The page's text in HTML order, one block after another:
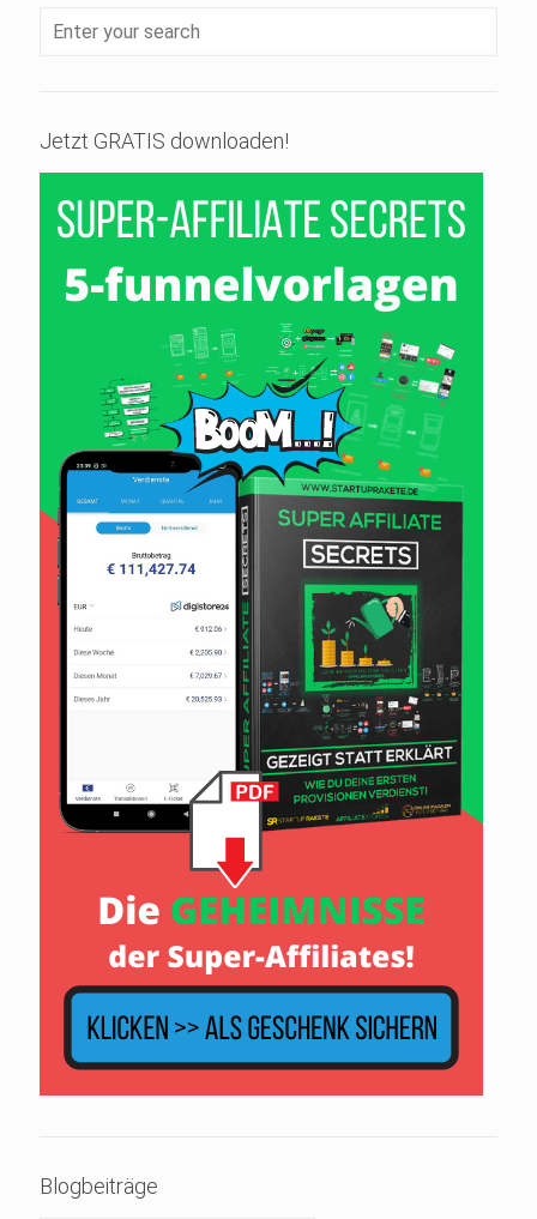
Jetzt GRATIS downloaden!
Blogbeiträge